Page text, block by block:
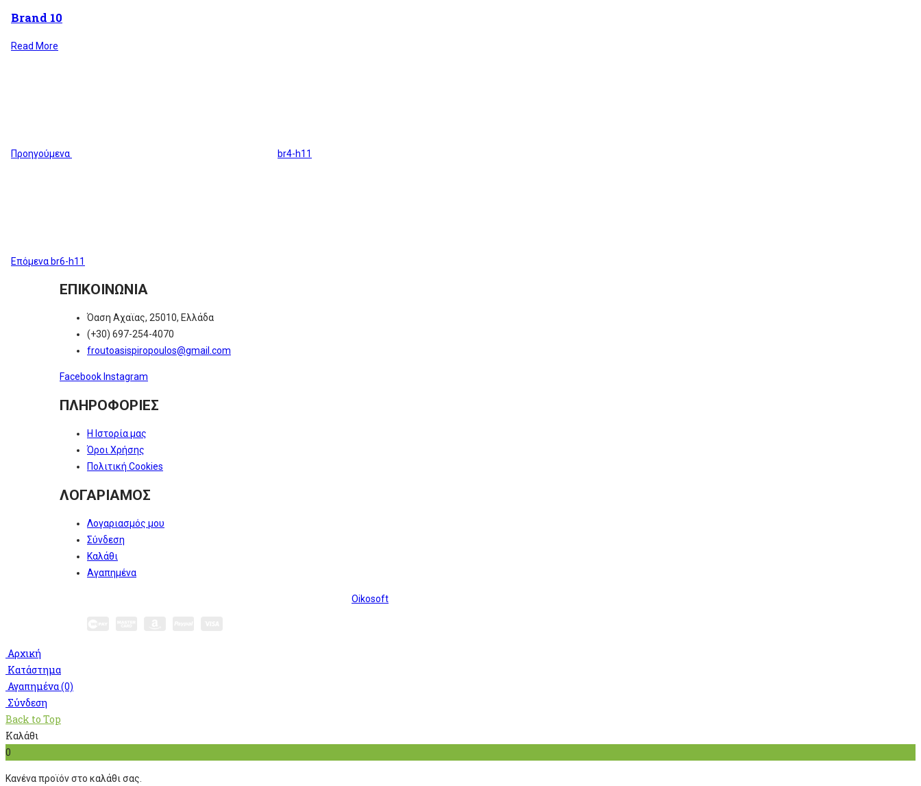
Brand 10
Read More
Προηγούμενα
br4-h11
Επόμεναbr6-h11
ΕΠΙΚΟΙΝΩΝΙΑ
Όαση Αχαϊας, 25010, Ελλάδα
(+30) 697-254-4070
froutoasispiropoulos@gmail.com
Facebook Instagram
ΠΛΗΡΟΦΟΡΙΕΣ
Η Ιστορία μας
Όροι Χρήσης
Πολιτική Cookies
ΛΟΓΑΡΙΑΜΟΣ
Λογαριασμός μου
Σύνδεση
Καλάθι
Αγαπημένα
Oikosoft
Αρχική
Κατάστημα
Αγαπημένα(0)
Σύνδεση
Back to Top
Καλάθι
0
Κανένα προϊόν στο καλάθι σας.